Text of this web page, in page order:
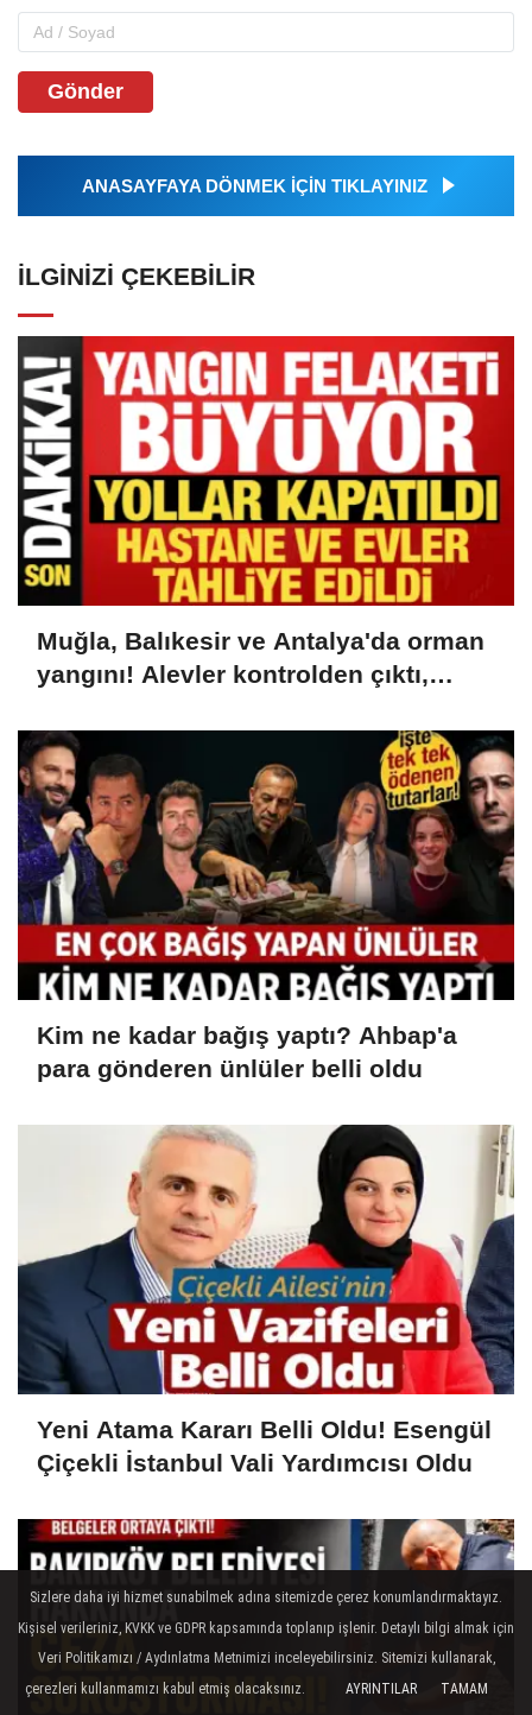
Gönder
ANASAYFAYA DÖNMEK İÇİN TIKLAYINIZ
İLGINIZI ÇEKEBILIR
Muğla, Balıkesir ve Antalya'da orman
yangını! Alevler kontrolden çıktı,
Kim ne kadar bağış yaptı? Ahbap'a
para gönderen ünlüler belli oldu
Yeni Atama Kararı Belli Oldu! Esengül
Çiçekli İstanbul Vali Yardımcısı Oldu
Sizlere daha iyi hizmet sunabilmek adına sitemizde çerez konumlandırmaktayız.
Kişisel verileriniz, KVKK ve GDPR kapsamında toplanıp işlenir. Detaylı bilgi almak için
Veri Politikamızı / Aydınlatma Metnimizi inceleyebilirsiniz. Sitemizi kullanarak,
çerezleri kullanmamızı kabul etmiş olacaksınız.
AYRINTILAR TAMAM